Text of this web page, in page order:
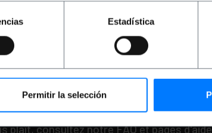
Estadística
Permitir la selección
PVD
0,21
REF: LW033
plaît, consultez notre FAQ et pages d'aide